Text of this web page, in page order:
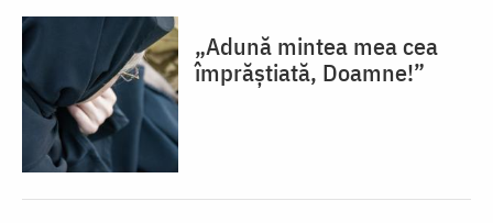
„Adună mintea mea cea
împrăștiată, Doamne!”